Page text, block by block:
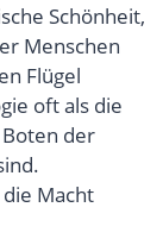
Schönheit,
Menschen
Flügel
oft als die
der
Macht